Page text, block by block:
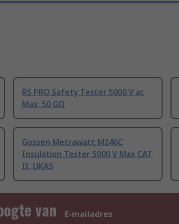
RS PRO Safety Tester 5000 V ac
Max, 50 GΩ
Gossen Metrawatt M246C
Insulation Tester 5000 V Max CAT
II, UKAS
van
E-mailadres